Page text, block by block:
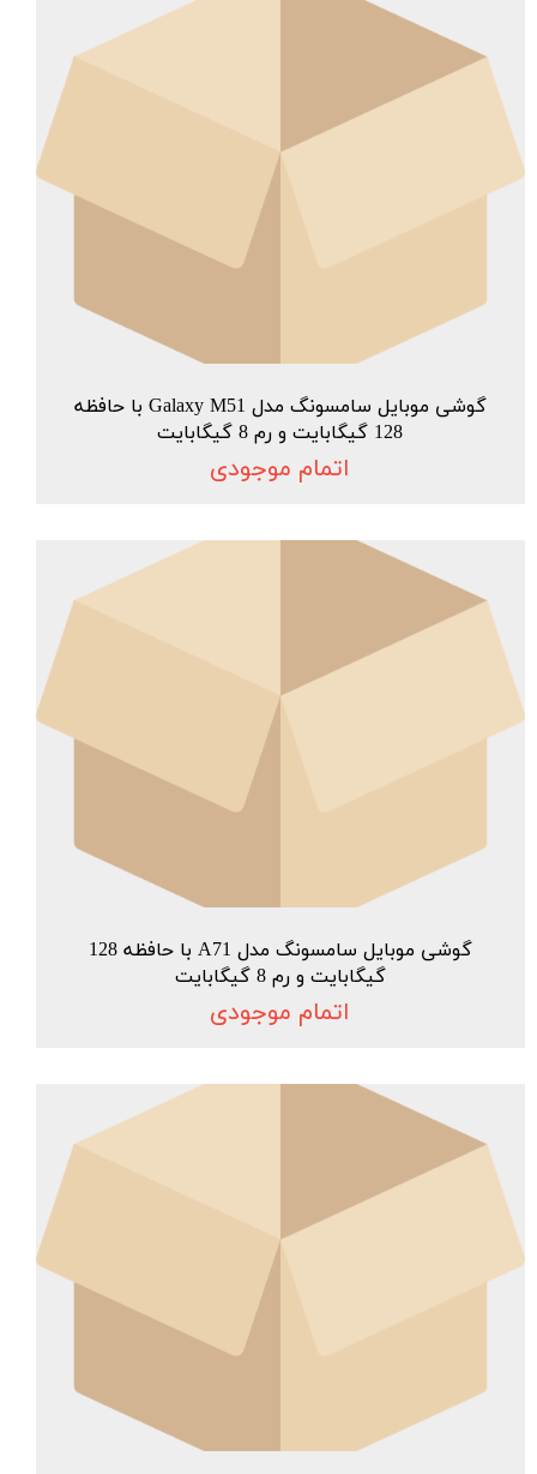
گوشی موبایل سامسونگ مدل Galaxy M51 با حافظه
128 گیگابایت و رم 8 گیگابایت
اتمام موجودی
گوشی موبایل سامسونگ مدل A71 با حافظه 128
گیگابایت و رم 8 گیگابایت
اتمام موجودی